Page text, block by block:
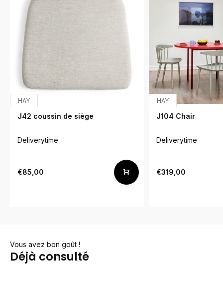
HAY
J42 coussin de siège
Deliverytime
€85,00
HAY
J104 Chair
Deliverytime
€319,00
Vous avez bon goût !
Déjà consulté